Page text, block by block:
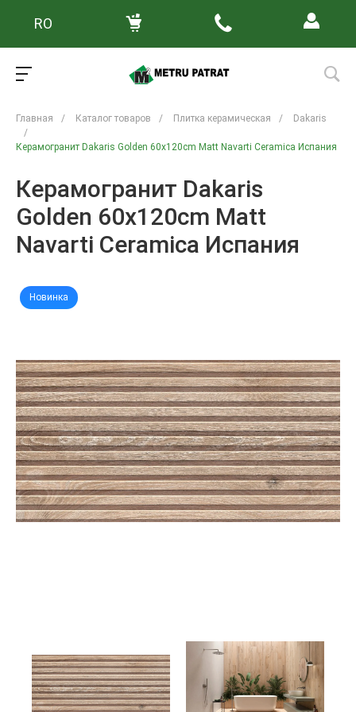
RO
Главная / Каталог товаров / Плитка керамическая /
Dakaris
/
Керамогранит Dakaris Golden 60x120cm Matt Navarti Ceramica Испания
Керамогранит Dakaris
Golden 60x120cm Matt
Navarti Ceramica Испания
Новинка